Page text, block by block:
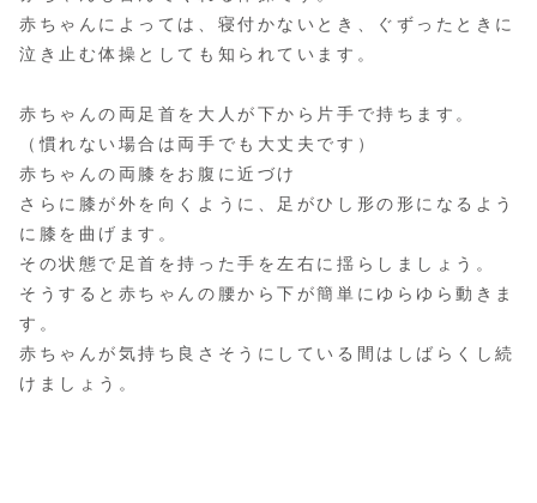
赤ちゃんによっては、寝付かないとき、ぐずったときに
泣き止む体操としても知られています。
赤ちゃんの両足首を大人が下から片手で持ちます。
（慣れない場合は両手でも大丈夫です）
赤ちゃんの両膝をお腹に近づけ
さらに膝が外を向くように、足がひし形の形になるよう
に膝を曲げます。
その状態で足首を持った手を左右に揺らしましょう。
そうすると赤ちゃんの腰から下が簡単にゆらゆら動きま
す。
赤ちゃんが気持ち良さそうにしている間はしばらくし続
けましょう。